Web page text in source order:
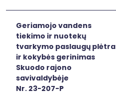
Geriamojo vandens
tiekimo ir nuotekų
tvarkymo paslaugų plėtra
ir kokybės gerinimas
Skuodo rajono
savivaldybėje
Nr. 23-207-P